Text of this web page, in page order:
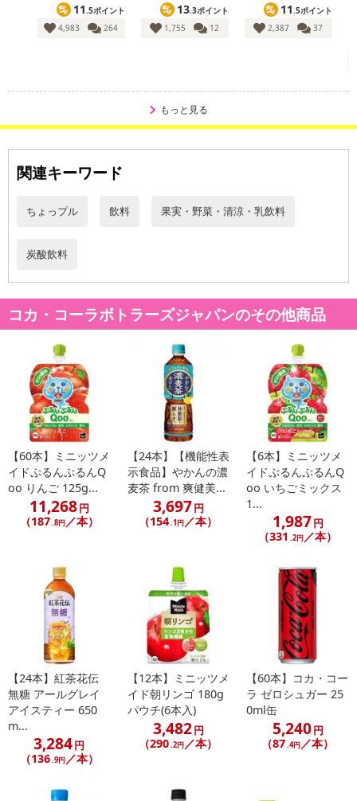
■その他共通および商品カテゴリー別注意事項（※必ずご確認くだ
11 .5ポイント
4,983
264
13.3ポイント
1,755
12
11 .5ポイント
2,387
37
もっと見る
関連キーワード
ちょっプル 飲料 果実・野菜・清涼・乳飲料
炭酸飲料
コカ・コーラボトラーズジャパンのその他商品
【60本】ミニッツメ
イドぷるんぷるんQ
oo りんご 125g...
11,268円
（187.8円／本）
【24本】【機能性表
示食品】やかんの濃
麦茶 from 爽健美...
3,697円
（154.1円 ／本）
【6本】ミニッツメ
イドぷるんぷるんQ
oo いちごミックス
1...
1,987円
（331 .2円 ／本）
【24本】紅茶花伝
無糖 アールグレイ
アイスティー 650
m...
3,284円
（136.9円／本）
【12本】ミニッツメ
イド朝リンゴ 180g
パウチ(6本入)
3,482円
（290.2円／本）
【60本】コカ・コー
ラ ゼロシュガー 25
0ml缶
5,240円
（87.4円／本）